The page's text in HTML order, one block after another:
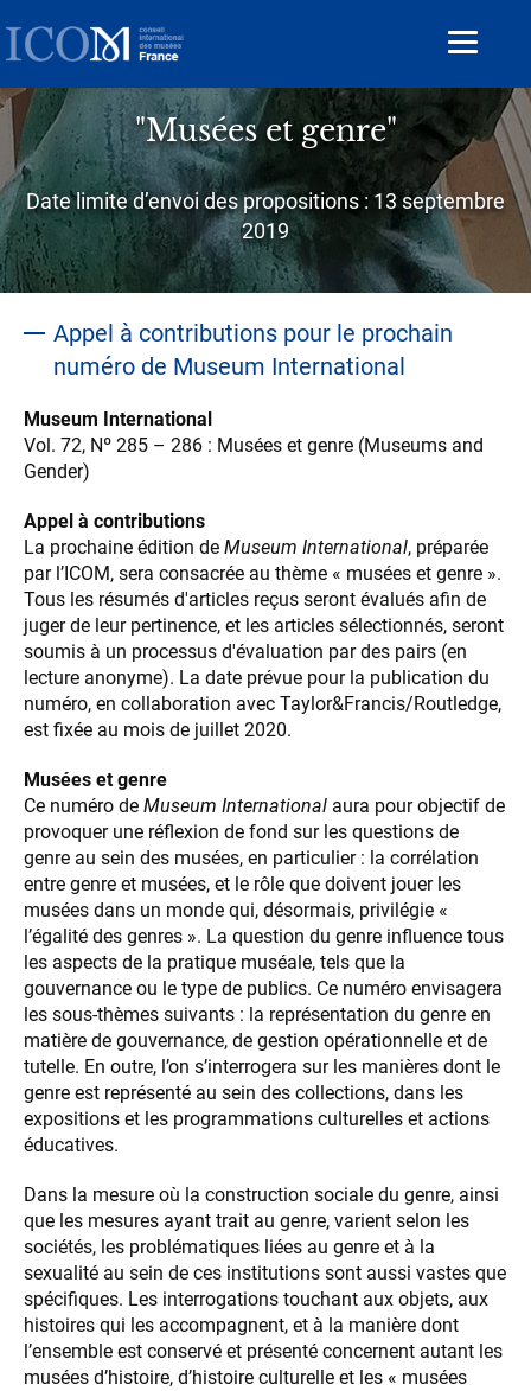
au
contenu
principal
Toggle
"Musées et genre"
Sous-
titre
Date limite d’envoi des propositions : 13 septembre
2019
Appel à contributions pour le prochain
numéro de Museum International
Museum International
Vol. 72, Nº 285 – 286 : Musées et genre (Museums and
Gender)
Appel à contributions
La prochaine édition de Museum International, préparée
par l’ICOM, sera consacrée au thème « musées et genre ».
Tous les résumés d'articles reçus seront évalués afin de
juger de leur pertinence, et les articles sélectionnés, seront
soumis à un processus d'évaluation par des pairs (en
lecture anonyme). La date prévue pour la publication du
numéro, en collaboration avec Taylor&Francis/Routledge,
est fixée au mois de juillet 2020.
Musées et genre
Ce numéro de Museum International aura pour objectif de
provoquer une réflexion de fond sur les questions de
genre au sein des musées, en particulier : la corrélation
entre genre et musées, et le rôle que doivent jouer les
musées dans un monde qui, désormais, privilégie «
l’égalité des genres ». La question du genre influence tous
les aspects de la pratique muséale, tels que la
gouvernance ou le type de publics. Ce numéro envisagera
les sous-thèmes suivants : la représentation du genre en
matière de gouvernance, de gestion opérationnelle et de
tutelle. En outre, l’on s’interrogera sur les manières dont le
genre est représenté au sein des collections, dans les
expositions et les programmations culturelles et actions
éducatives.
Dans la mesure où la construction sociale du genre, ainsi
que les mesures ayant trait au genre, varient selon les
sociétés, les problématiques liées au genre et à la
sexualité au sein de ces institutions sont aussi vastes que
spécifiques. Les interrogations touchant aux objets, aux
histoires qui les accompagnent, et à la manière dont
l’ensemble est conservé et présenté concernent autant les
musées d’histoire, d’histoire culturelle et les « musées